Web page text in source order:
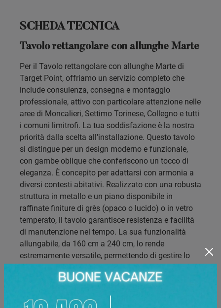
SCHEDA TECNICA
Tavolo rettangolare con allunghe Marte
Per il Tavolo rettangolare con allunghe Marte di
Target Point, offriamo un servizio completo che
include consulenza, consegna e montaggio
professionale, attivo con particolare attenzione nelle
aree di Moncalieri, Settimo Torinese, Collegno e tutti
i comuni limitrofi. La tua soddisfazione è la nostra
priorità dalla scelta all'installazione. Questo tavolo
si distingue per un design moderno e funzionale,
con gambe oblique che conferiscono un tocco di
eleganza. È concepito per adattarsi con armonia a
diversi contesti abitativi. Realizzato con una robusta
struttura in metallo e un piano disponibile in
raffinate finiture di grès (opaco o lucido) o in vetro
temperato, il tavolo garantisce resistenza e facilità
di manutenzione nel tempo. La sua funzionalità
allungabile, da 160 cm a 240 cm, lo rende
estremamente versatile, permettendo di gestire lo
garantendo sempre il massimo comfort. Siamo
un'assistenza post-vendita dedicata, assicurando la